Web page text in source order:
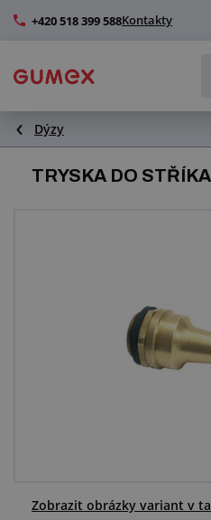
+420 518 399 588Kontakty
Hadice a jejich kompletace
Profily a výroba těsnění
Zlepšení pracovního prostředí
Další pryžové a plastové
O nás a kariéra
Dýzy
TRYSKA DO
Zobrazit obrázky variant v